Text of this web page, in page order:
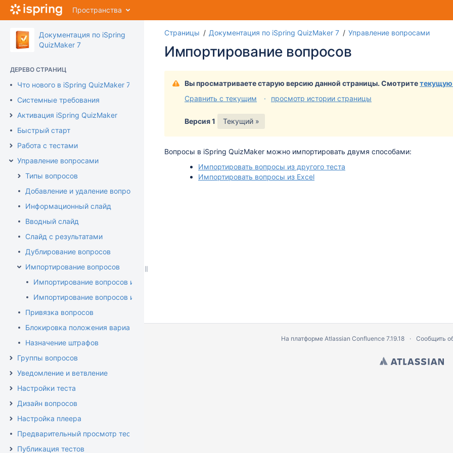
Перейти
содержимому
assistive.skiplink.to.breadcrumbs
assistive.skiplink.to.quick.search
Пространства
Документация по iSpring
QuizMaker 7
ДЕРЕВО СТРАНИЦ
Что нового в iSpring QuizMaker 7
Системные требования
Активация iSpring QuizMaker
Быстрый старт
Работа с тестами
Управление вопросами
Типы вопросов
Добавление и удаление вопросов
Информационный слайд
Вводный слайд
Слайд с результатами
Дублирование вопросов
Импортирование вопросов
Импортирование вопросов из теста
Импортирование вопросов из Excel
Привязка вопросов
Блокировка положения варианта ответа
Назначение штрафов
Группы вопросов
Уведомление и ветвление
Настройки теста
Дизайн вопросов
Настройка плеера
Предварительный просмотр теста
Публикация тестов
Страницы Документация по iSpring QuizMaker 7 Управление вопросами
Импортирование вопросов
Вы просматриваете старую версию данной страницы. Смотрите
Сравнить с текущим
просмотр истории страницы
Версия 1 Текущий »
Вопросы в iSpring QuizMaker можно импортировать двумя способами:
Импортировать вопросы из другого теста
Импортировать вопросы из Excel
На платформе Atlassian Confluence 7.19.18 Сообщить